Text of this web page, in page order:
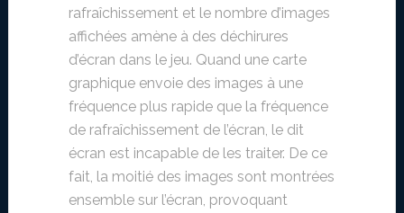
rafraîchissement et le nombre d’images
affichées amène à des déchirures
d’écran dans le jeu. Quand une carte
graphique envoie des images à une
fréquence plus rapide que la fréquence
de rafraîchissement de l’écran, le dit
écran est incapable de les traiter. De ce
fait, la moitié des images sont montrées
ensemble sur l’écran, provoquant